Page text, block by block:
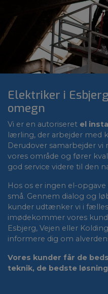
Elektriker i
omegn
Vi er en autoriseret el
lærling, der arbejder med
Derudover samarbejder
vores område og fører
god service videre til den
​Hos os er ingen el-
små. Gennem dialog og
kunder udtænker vi i
imødekommer vores
Esbjerg, Vejen eller
informere dig om
Vores kunder får de
teknik, de bedste